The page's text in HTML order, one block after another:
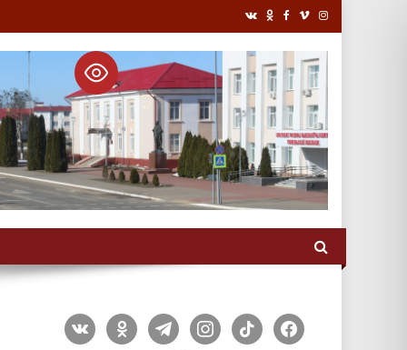
vkontakteodnoklassniki
telegraminstagram
tiktok facebook